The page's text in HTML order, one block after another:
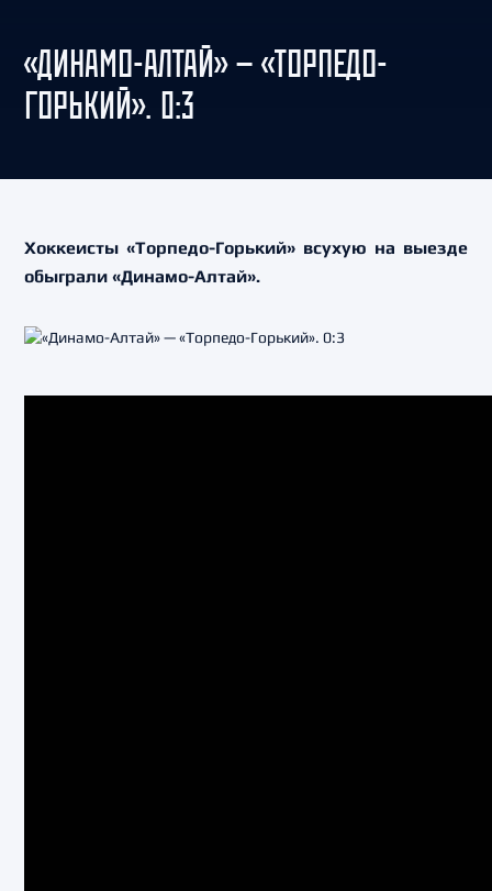
«ДИНАМО-АЛТАЙ» — «ТОРПЕДО-
ГОРЬКИЙ». 0:3
Хоккеисты «Торпедо-Горький» всухую на выезде
обыграли «Динамо-Алтай».